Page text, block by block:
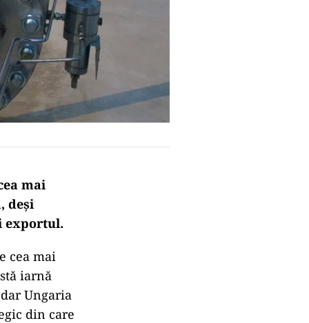
mai
deși
exportul.
cea mai
iarnă
Ungaria
din care